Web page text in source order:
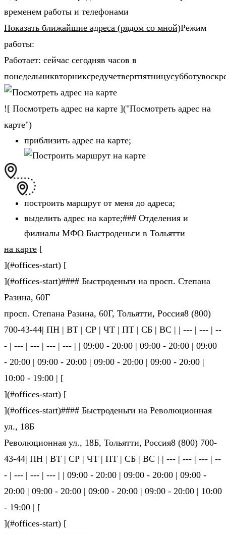
временем работы и телефонами
Показать ближайшие адреса (рядом со мной)Режим
работы:
Работает: сейчас сегодняв часов в
![ Посмотреть адрес на карте ]("Посмотреть адрес на
карте")
приблизить адрес на карте;
построить маршрут от меня до адреса;
выделить адрес на карте;### Отделения и
филиалы МФО Быстроденьги в Тольятти
на карте [
](#offices-start) [
](#offices-start)#### Быстроденьги на просп. Степана
Разина, 60Г
просп. Степана Разина, 60Г, Тольятти, Россия8 (800)
700-43-44| ПН | ВТ | СР | ЧТ | ПТ | СБ | ВС | | --- | --- | --
- | --- | --- | --- | --- | | 09:00 - 20:00 | 09:00 - 20:00 | 09:00
- 20:00 | 09:00 - 20:00 | 09:00 - 20:00 | 09:00 - 20:00 |
10:00 - 19:00 | [
](#offices-start) [
](#offices-start)#### Быстроденьги на Революционная
ул., 18Б
Революционная ул., 18Б, Тольятти, Россия8 (800) 700-
43-44| ПН | ВТ | СР | ЧТ | ПТ | СБ | ВС | | --- | --- | --- | --
- | --- | --- | --- | | 09:00 - 20:00 | 09:00 - 20:00 | 09:00 -
20:00 | 09:00 - 20:00 | 09:00 - 20:00 | 09:00 - 20:00 | 10:00
- 19:00 | [
](#offices-start) [